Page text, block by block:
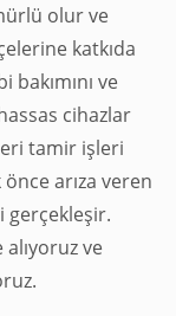
olur ve
katkıda
ve
cihazlar
tamir işleri
arıza veren
gerçekleşir.
ve